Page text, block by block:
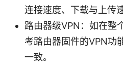
连接速度、下载与上传
路由器级VPN：如在整
考路由器固件的VPN功
一致。